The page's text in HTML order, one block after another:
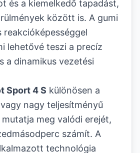
és a kiemelkedő tapadást,
között is. A gumi
reakcióképességgel
lehetővé teszi a precíz
a dinamikus vezetési
Sport 4 S különösen a
nagy teljesítményű
meg valódi erejét,
számít. A
technológia